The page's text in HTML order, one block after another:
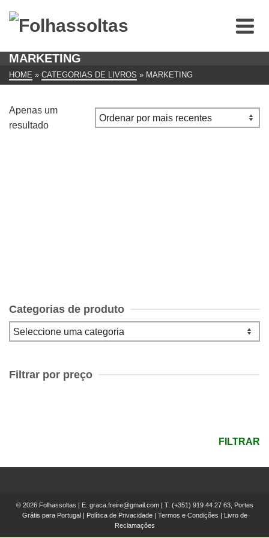
MARKETING
HOME » CATEGORIAS DE LIVROS » MARKETING
Apenas um
resultado
Categorias de produto
Filtrar por preço
FILTRAR
© 2026 Folhassoltas | E. graca.freire@gmail.com| T. (+351) 919 44 27 63, Portes
Grátis para Portugal | Política de Privacidade| Termos e Condições | Livro de
Reclamações